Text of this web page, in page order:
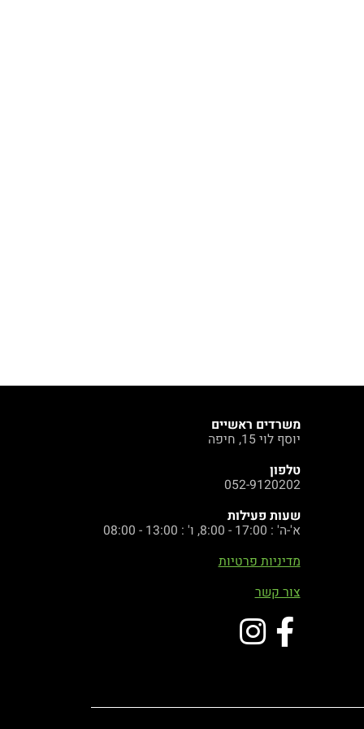
משרדים ראשיים
יוסף לוי 15, חיפה
טלפון
052-9120202
שעות פעילות
א'-ה' : 17:00 - 8:00, ו' : 13:00 - 08:00
מדיניות פרטיות
צור קשר